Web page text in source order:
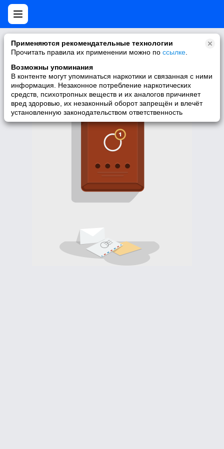
Применяются рекомендательные технологии
Прочитать правила их применении можно по ссылке
Возможны упоминания
В контенте могут упоминаться наркотики и связанная с ними
информация. Незаконное потребление наркотических
средств, психотропных веществ и их аналогов причиняет
вред здоровью, их незаконный оборот запрещён и влечёт
установленную законодательством ответственность
Нет мобильной версии
У запрашиваемой вами страницы нет версии для мобильных
версию Моего Мира.
Перейти на полную версию